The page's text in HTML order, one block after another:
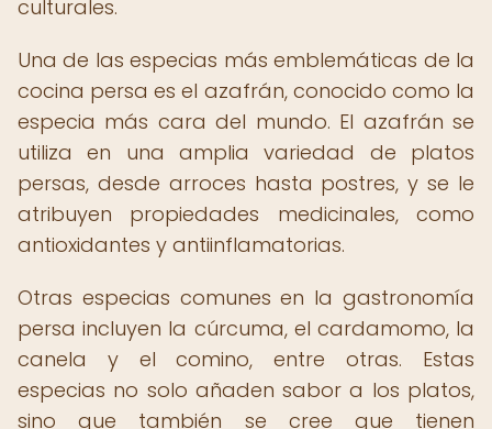
culturales.
Una de las especias más emblemáticas de la
cocina persa es el azafrán, conocido como la
especia más cara del mundo. El azafrán se
utiliza en una amplia variedad de platos
persas, desde arroces hasta postres, y se le
atribuyen propiedades medicinales, como
antioxidantes y antiinflamatorias.
Otras especias comunes en la gastronomía
persa incluyen la cúrcuma, el cardamomo, la
canela y el comino, entre otras. Estas
especias no solo añaden sabor a los platos,
sino que también se cree que tienen